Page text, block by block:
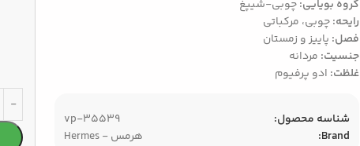
گروه بویایی:چوبی-شیپغ
رایحه:چوبی، مرکباتی
فصل: پاییز و زمستان
جنسیت: مردانه
غلظت: ادو پرفیوم
شناسه محصول:
vp-35539
Brand:
هرمس - Hermes